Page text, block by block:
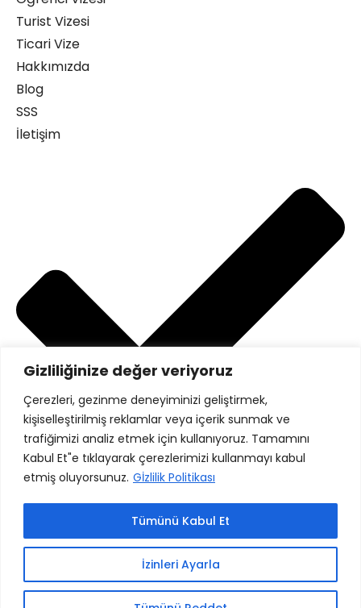
Gizliliğinize değer veriyoruz
Çerezleri, gezinme deneyiminizi geliştirmek,
kişiselleştirilmiş reklamlar veya içerik sunmak ve
trafiğimizi analiz etmek için kullanıyoruz. Tamamını
Kabul Et"e tıklayarak çerezlerimizi kullanmayı kabul
etmiş oluyorsunuz. Gİzlilik Politikası
İzinleri Ayarla
Tümünü Kabul Et
Turist Vizesi
Ticari Vize
Hakkımızda
Blog
SSS
İletişim
Gizlilik Politikası